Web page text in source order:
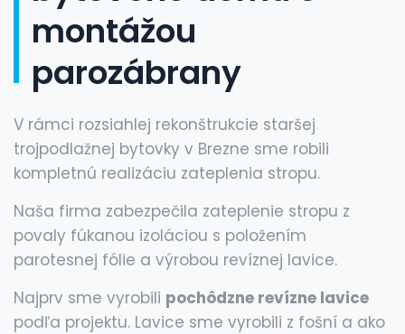
montážou
parozábrany
V rámci rozsiahlej rekonštrukcie staršej
trojpodlažnej bytovky v Brezne sme robili
kompletnú realizáciu zateplenia stropu.
Naša firma zabezpečila zateplenie stropu z
povaly fúkanou izoláciou s položením
parotesnej fólie a výrobou revíznej lavice.
Najprv sme vyrobili pochôdzne revízne lavice
podľa projektu. Lavice sme vyrobili z fošní a ako